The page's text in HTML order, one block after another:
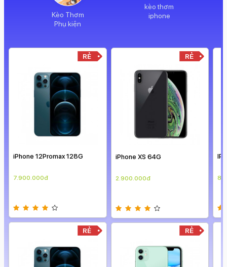
Kèo Thơm
Phụ kiện
kèo thơm
iphone
RẺ
iPhone 12Promax 128G
7.900.000đ
RẺ
RẺ
iPhone XS 64G
2.900.000đ
RẺ